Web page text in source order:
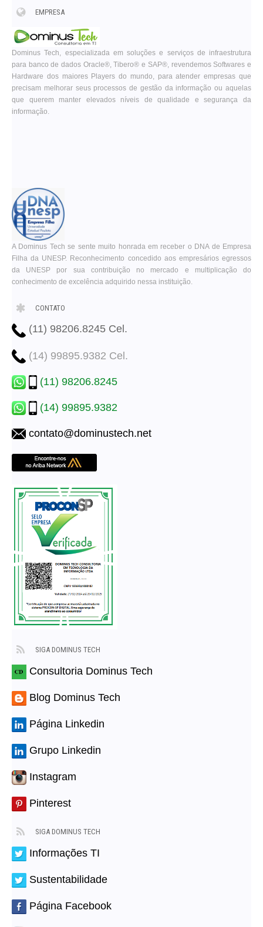
EMPRESA
Dominus Tech, especializada em soluções e serviços de infraestrutura
para banco de dados Oracle®, Tibero® e SAP®, revendemos Softwares e
Hardware dos maiores Players do mundo, para atender empresas que
precisam melhorar seus processos de gestão da informação ou aquelas
que querem manter elevados níveis de qualidade e segurança da
informação.
A Dominus Tech se sente muito honrada em receber o DNA de Empresa
Filha da UNESP. Reconhecimento concedido aos empresários egressos
da UNESP por sua contribuição no mercado e multiplicação do
conhecimento de excelência adquirido nessa instituição.
CONTATO
(11) 98206.8245 Cel.
(14) 99895.9382 Cel.
(11) 98206.8245
(14) 99895.9382
contato@dominustech.net
SIGA DOMINUS TECH
Consultoria Dominus Tech
Blog Dominus Tech
Página Linkedin
Grupo Linkedin
Instagram
Pinterest
SIGA DOMINUS TECH
Informações TI
Sustentabilidade
Página Facebook